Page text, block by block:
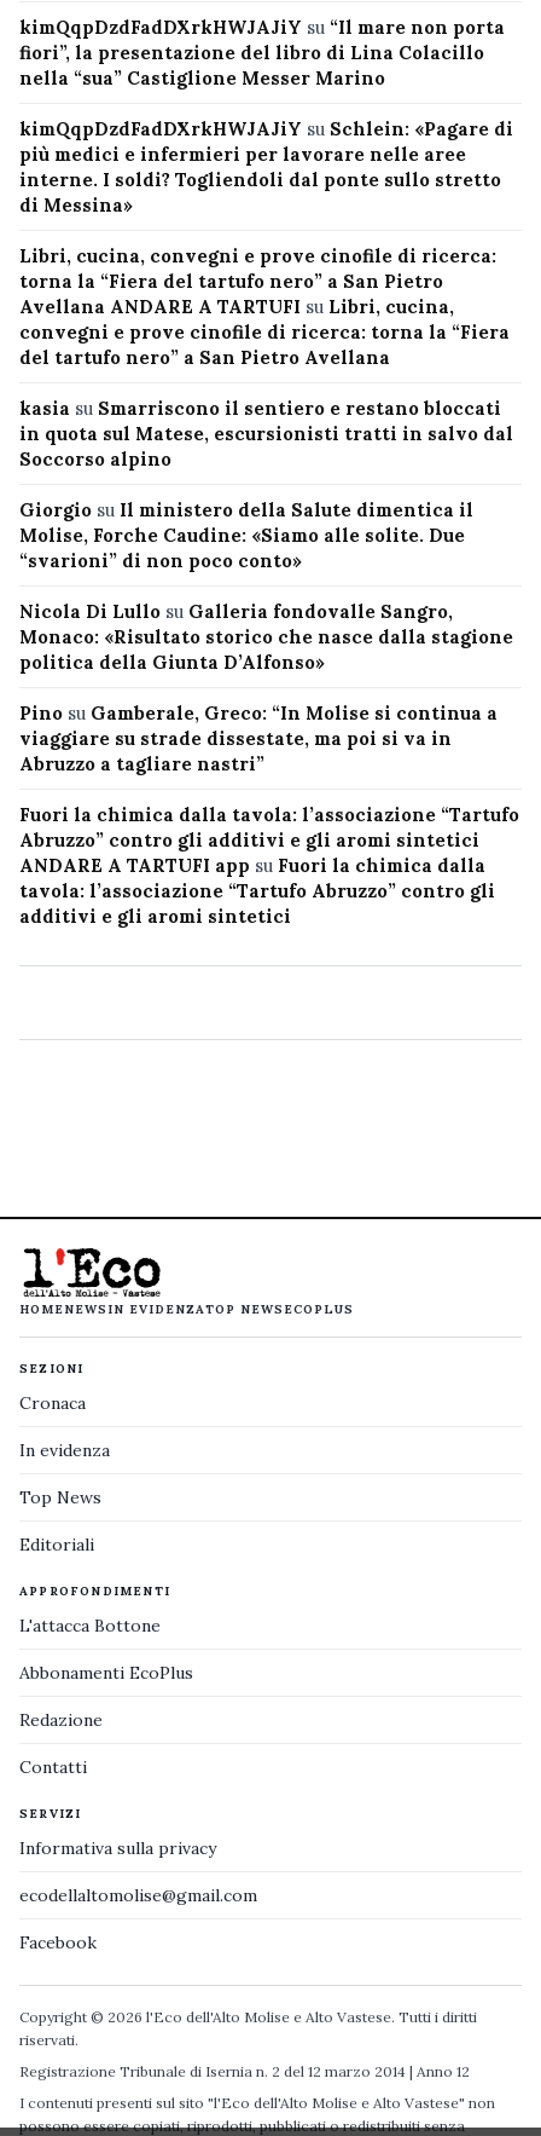
kimQqpDzdFadDXrkHWJAJiY su “Il mare non porta
fiori”, la presentazione del libro di Lina Colacillo
nella “sua” Castiglione Messer Marino
kimQqpDzdFadDXrkHWJAJiY su Schlein: «Pagare di
più medici e infermieri per lavorare nelle aree
interne. I soldi? Togliendoli dal ponte sullo stretto
di Messina»
Libri, cucina, convegni e prove cinofile di ricerca:
torna la “Fiera del tartufo nero” a San Pietro
Avellana ANDARE A TARTUFI su Libri, cucina,
convegni e prove cinofile di ricerca: torna la “Fiera
del tartufo nero” a San Pietro Avellana
kasia su Smarriscono il sentiero e restano bloccati
in quota sul Matese, escursionisti tratti in salvo dal
Soccorso alpino
Giorgio su Il ministero della Salute dimentica il
Molise, Forche Caudine: «Siamo alle solite. Due
“svarioni” di non poco conto»
Nicola Di Lullo su Galleria fondovalle Sangro,
Monaco: «Risultato storico che nasce dalla stagione
politica della Giunta D’Alfonso»
Pino su Gamberale, Greco: “In Molise si continua a
viaggiare su strade dissestate, ma poi si va in
Abruzzo a tagliare nastri”
Fuori la chimica dalla tavola: l’associazione “Tartufo
Abruzzo” contro gli additivi e gli aromi sintetici
ANDARE A TARTUFI app su Fuori la chimica dalla
tavola: l’associazione “Tartufo Abruzzo” contro gli
additivi e gli aromi sintetici
HOMENEWS IN EVIDENZATOP NEWS ECOPLUS
SEZIONI
Cronaca
In evidenza
Top News
Editoriali
APPROFONDIMENTI
L'attacca Bottone
Abbonamenti EcoPlus
Redazione
Contatti
SERVIZI
Informativa sulla privacy
ecodellaltomolise@gmail.com
Facebook
Copyright © 2026 l'Eco dell'Alto Molise e Alto Vastese. Tutti i diritti
riservati.
Registrazione Tribunale di Isernia n. 2 del 12 marzo 2014 | Anno 12
I contenuti presenti sul sito "l'Eco dell'Alto Molise e Alto Vastese" non
possono essere copiati, riprodotti, pubblicati o redistribuiti senza